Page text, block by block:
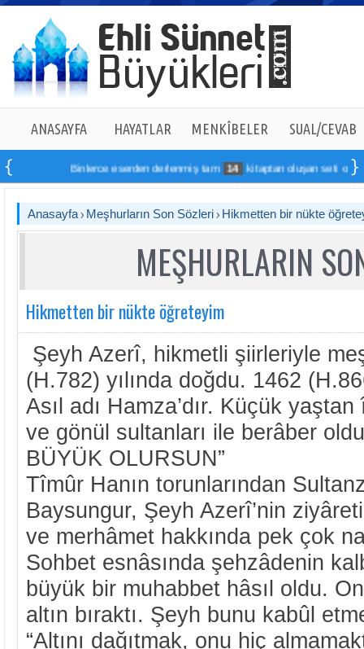
ANASAYFA HAYATLAR MENKÎBELER SUAL/CEVAB
Binlerce eserden derlenmiş tam 14 kitaptan oluşan seti online
Anasayfa Meşhurların Son Sözleri Hikmetten bir nükte
MEŞHURLARIN
Hikmetten bir nükte öğreteyim
Şeyh Azerî, hikmetli şiirleriyle
(H.782) yılında doğdu. 1462
Asıl adı Hamza’dır. Küçük
ve gönül sultanları ile berâber
BÜYÜK OLURSUN”
Tîmûr Hanın torunlarından
Baysungur, Şeyh Azerî’nin
ve merhâmet hakkında pek çok
Sohbet esnâsında şehzâdenin
büyük bir muhabbet hâsıl oldu.
altın bıraktı. Şeyh bunu kabûl
“Altını dağıtmak, onu hiç